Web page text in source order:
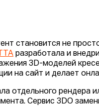
становится не
разработала и
3D-моделей
на сайт и делает
отдельного рендера
Сервис 3DO